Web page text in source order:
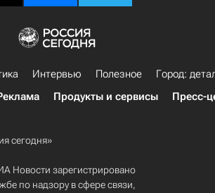
Интервью Полезное
Город:
Продукты и сервисы Пресс-
сегодня»
Новости зарегистрировано
по надзору в сфере связи,